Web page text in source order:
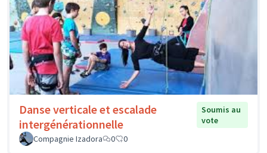
Danse verticale et escalade
intergénérationnelle
Soumis au
vote
Compagnie Izadora
0 0